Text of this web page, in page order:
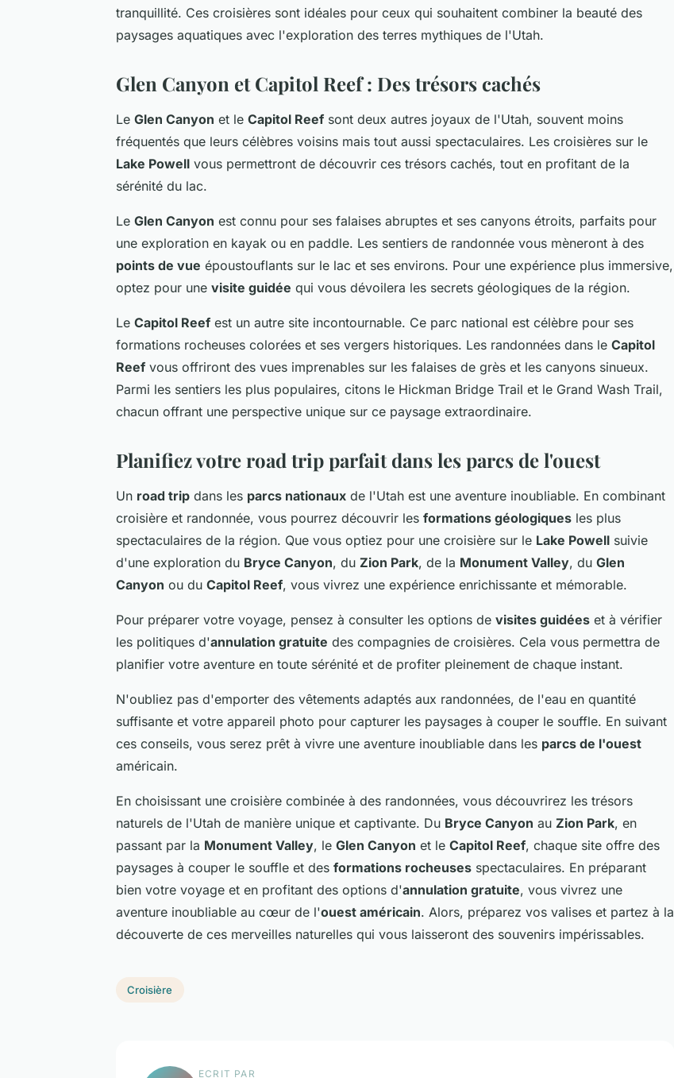
tranquillité. Ces croisières sont idéales pour ceux qui souhaitent combiner la beauté des
paysages aquatiques avec l'exploration des terres mythiques de l'Utah.
Glen Canyon et Capitol Reef : Des trésors cachés
Le Glen Canyon et le Capitol Reef sont deux autres joyaux de l'Utah, souvent moins
fréquentés que leurs célèbres voisins mais tout aussi spectaculaires. Les croisières sur le
Lake Powell vous permettront de découvrir ces trésors cachés, tout en profitant de la
sérénité du lac.
Le Glen Canyon est connu pour ses falaises abruptes et ses canyons étroits, parfaits pour
une exploration en kayak ou en paddle. Les sentiers de randonnée vous mèneront à des
points de vue époustouflants sur le lac et ses environs. Pour une expérience plus immersive,
optez pour une visite guidée qui vous dévoilera les secrets géologiques de la région.
Le Capitol Reef est un autre site incontournable. Ce parc national est célèbre pour ses
formations rocheuses colorées et ses vergers historiques. Les randonnées dans le Capitol
Reef vous offriront des vues imprenables sur les falaises de grès et les canyons sinueux.
Parmi les sentiers les plus populaires, citons le Hickman Bridge Trail et le Grand Wash Trail,
chacun offrant une perspective unique sur ce paysage extraordinaire.
Planifiez votre road trip parfait dans les parcs de l'ouest
Un road trip dans les parcs nationaux de l'Utah est une aventure inoubliable. En combinant
croisière et randonnée, vous pourrez découvrir les formations géologiques les plus
spectaculaires de la région. Que vous optiez pour une croisière sur le Lake Powell suivie
d'une exploration du Bryce Canyon, du Zion Park, de la Monument Valley, du Glen
Canyon ou du Capitol Reef, vous vivrez une expérience enrichissante et mémorable.
Pour préparer votre voyage, pensez à consulter les options de visites guidées et à vérifier
les politiques d'annulation gratuite des compagnies de croisières. Cela vous permettra de
planifier votre aventure en toute sérénité et de profiter pleinement de chaque instant.
N'oubliez pas d'emporter des vêtements adaptés aux randonnées, de l'eau en quantité
suffisante et votre appareil photo pour capturer les paysages à couper le souffle. En suivant
ces conseils, vous serez prêt à vivre une aventure inoubliable dans les parcs de l'ouest
américain.
En choisissant une croisière combinée à des randonnées, vous découvrirez les trésors
naturels de l'Utah de manière unique et captivante. Du Bryce Canyon au Zion Park, en
passant par la Monument Valley, le Glen Canyon et le Capitol Reef, chaque site offre des
paysages à couper le souffle et des formations rocheuses spectaculaires. En préparant
bien votre voyage et en profitant des options d'annulation gratuite, vous vivrez une
aventure inoubliable au cœur de l'ouest américain. Alors, préparez vos valises et partez à la
découverte de ces merveilles naturelles qui vous laisseront des souvenirs impérissables.
Croisière
ECRIT PAR